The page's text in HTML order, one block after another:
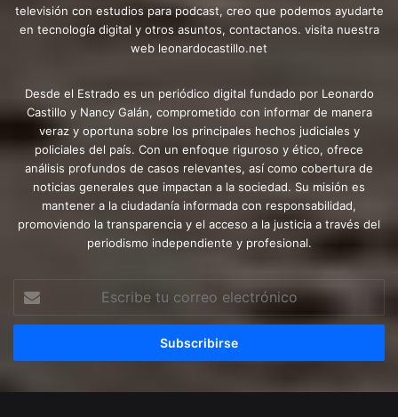
televisión con estudios para podcast, creo que podemos ayudarte
en tecnología digital y otros asuntos, contactanos. visita nuestra
web leonardocastillo.net
Desde el Estrado es un periódico digital fundado por Leonardo
Castillo y Nancy Galán, comprometido con informar de manera
veraz y oportuna sobre los principales hechos judiciales y
policiales del país. Con un enfoque riguroso y ético, ofrece
análisis profundos de casos relevantes, así como cobertura de
noticias generales que impactan a la sociedad. Su misión es
mantener a la ciudadanía informada con responsabilidad,
promoviendo la transparencia y el acceso a la justicia a través del
periodismo independiente y profesional.
correo